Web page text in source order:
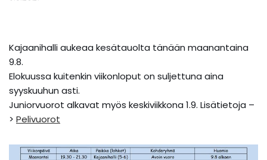
Kajaanihalli aukeaa kesätauolta tänään maanantaina
9.8.
Elokuussa kuitenkin viikonloput on suljettuna aina
syyskuuhun asti.
Juniorvuorot alkavat myös keskiviikkona 1.9. Lisätietoja –
> Pelivuorot